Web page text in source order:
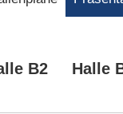
B2 Halle